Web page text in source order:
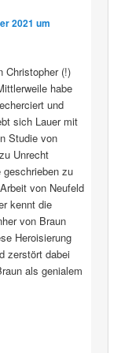
2021 um
Christopher (!)
habe
und
sich Lauer mit
Studie von
Unrecht
zu
von Neufeld
kennt die
von Braun
Heroisierung
zerstört dabei
als genialem